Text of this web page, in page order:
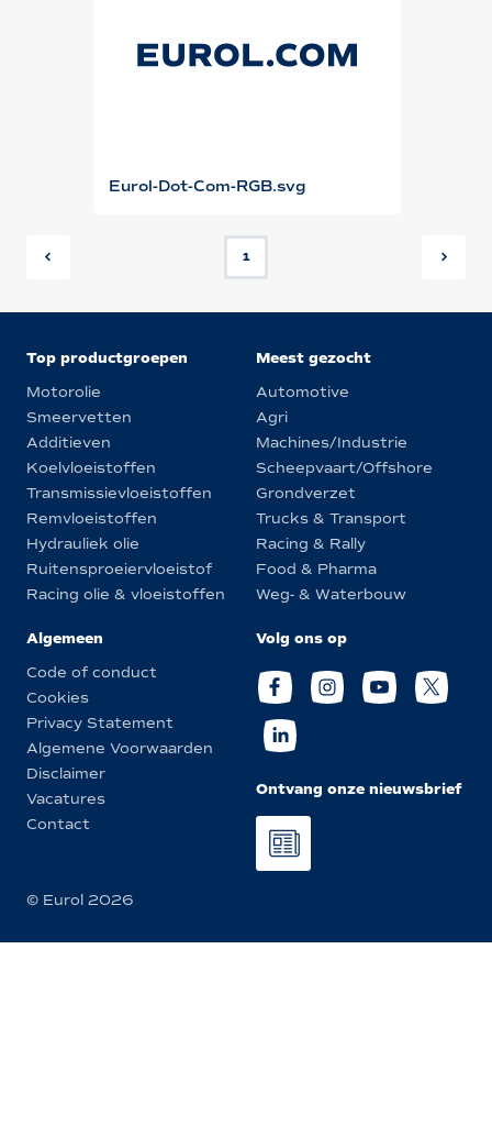
Eurol-Dot-Com-RGB.svg
1
Top productgroepen
Motorolie
Smeervetten
Additieven
Koelvloeistoffen
Transmissievloeistoffen
Remvloeistoffen
Hydrauliek olie
Ruitensproeiervloeistof
Racing olie & vloeistoffen
Meest gezocht
Automotive
Agri
Machines/Industrie
Scheepvaart/Offshore
Grondverzet
Trucks & Transport
Racing & Rally
Food & Pharma
Weg- & Waterbouw
Algemeen
Code of conduct
Cookies
Privacy Statement
Algemene Voorwaarden
Disclaimer
Vacatures
Contact
Volg ons op
Ontvang onze nieuwsbrief
© Eurol 2026